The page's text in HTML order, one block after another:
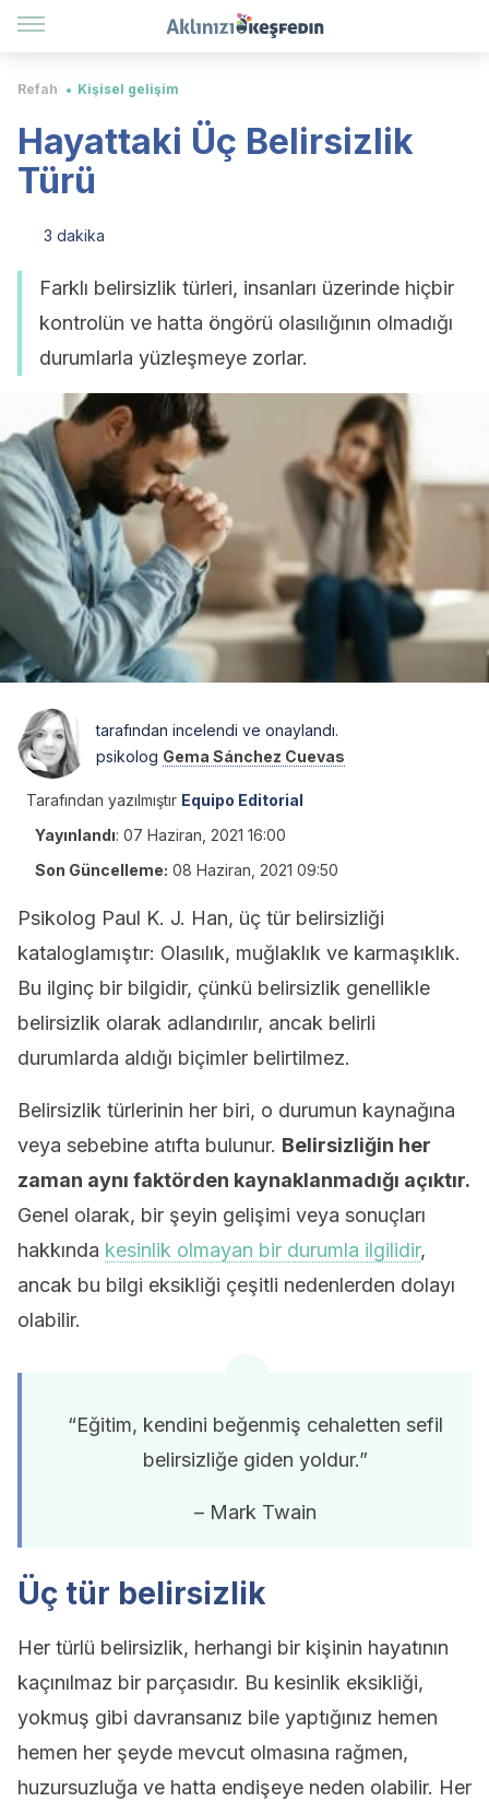
Refah Kişisel gelişim
Hayattaki Üç Belirsizlik
Türü
3 dakika
Farklı belirsizlik türleri, insanları üzerinde hiçbir
kontrolün ve hatta öngörü olasılığının olmadığı
durumlarla yüzleşmeye zorlar.
tarafından incelendi ve onaylandı.
psikolog Gema Sánchez Cuevas
Tarafından yazılmıştır Equipo Editorial
Yayınlandı: 07 Haziran, 2021 16:00
Son Güncelleme: 08 Haziran, 2021 09:50
Psikolog Paul K. J. Han, üç tür belirsizliği
kataloglamıştır: Olasılık, muğlaklık ve karmaşıklık.
Bu ilginç bir bilgidir, çünkü belirsizlik genellikle
belirsizlik olarak adlandırılır, ancak belirli
durumlarda aldığı biçimler belirtilmez.
Belirsizlik türlerinin her biri, o durumun kaynağına
veya sebebine atıfta bulunur. Belirsizliğin her
zaman aynı faktörden kaynaklanmadığı açıktır.
Genel olarak, bir şeyin gelişimi veya sonuçları
hakkında kesinlik olmayan bir durumla ilgilidir,
ancak bu bilgi eksikliği çeşitli nedenlerden dolayı
olabilir.
“Eğitim, kendini beğenmiş cehaletten sefil
belirsizliğe giden yoldur.”
– Mark Twain
Üç tür belirsizlik
Her türlü belirsizlik, herhangi bir kişinin hayatının
kaçınılmaz bir parçasıdır. Bu kesinlik eksikliği,
yokmuş gibi davransanız bile yaptığınız hemen
hemen her şeyde mevcut olmasına rağmen,
huzursuzluğa ve hatta endişeye neden olabilir. Her